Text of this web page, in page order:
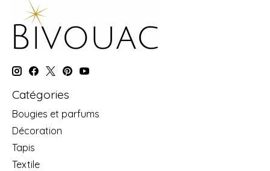
Catégories
Bougies et parfums
Décoration
Tapis
Textile